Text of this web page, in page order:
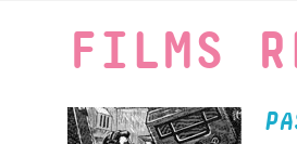
FILMS